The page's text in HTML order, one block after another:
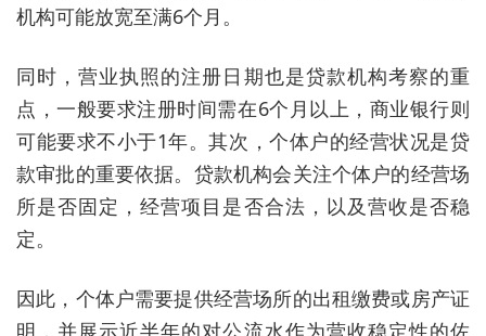
机构可能放宽至满6个月。
同时，营业执照的注册日期也是贷款机构考察的重
点，一般要求注册时间需在6个月以上，商业银行则
可能要求不小于1年。其次，个体户的经营状况是贷
款审批的重要依据。贷款机构会关注个体户的经营场
所是否固定，经营项目是否合法，以及营收是否稳
定。
因此，个体户需要提供经营场所的出租缴费或房产证
明，并展示近半年的对公流水作为营收稳定性的佐